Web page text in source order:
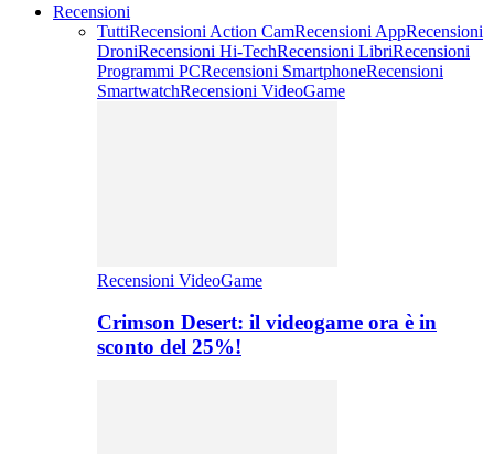
Recensioni
TuttiRecensioni Action CamRecensioni AppRecensioni
DroniRecensioni Hi-TechRecensioni LibriRecensioni
Programmi PCRecensioni SmartphoneRecensioni
SmartwatchRecensioni VideoGame
Recensioni VideoGame
Crimson Desert: il videogame ora è in
sconto del 25%!